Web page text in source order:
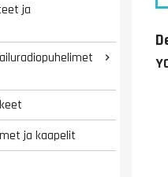
ja

ja kaapelit